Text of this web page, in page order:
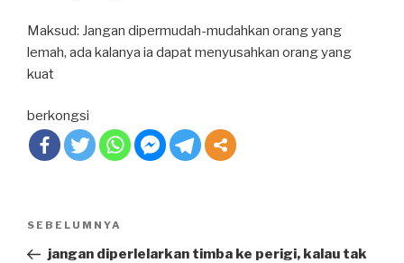
Maksud: Jangan dipermudah-mudahkan orang yang
lemah, ada kalanya ia dapat menyusahkan orang yang
kuat
berkongsi
Post
Previous
Post
SEBELUMNYA
jangan diperlelarkan timba ke perigi, kalau tak